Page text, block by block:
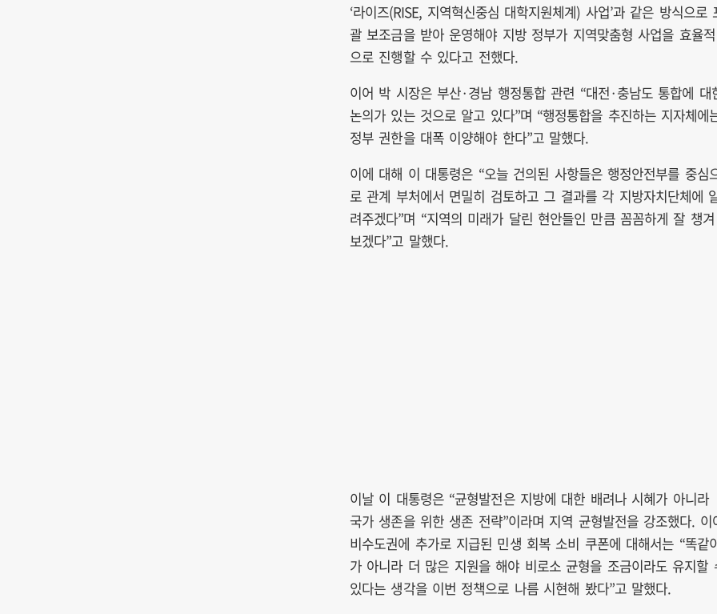
‘라이즈(RISE, 지역혁신중심 대학지원체계) 사업’과 같은 방식으로
괄 보조금을 받아 운영해야 지방 정부가 지역맞춤형 사업을 효율적
으로 진행할 수 있다고 전했다.
이어 박 시장은 부산·경남 행정통합 관련 “대전·충남도 통합에 대
논의가 있는 것으로 알고 있다”며 “행정통합을 추진하는 지자체에
정부 권한을 대폭 이양해야 한다”고 말했다.
이에 대해 이 대통령은 “오늘 건의된 사항들은 행정안전부를 중심
로 관계 부처에서 면밀히 검토하고 그 결과를 각 지방자치단체에
려주겠다”며 “지역의 미래가 달린 현안들인 만큼 꼼꼼하게 잘 챙겨
보겠다”고 말했다.
이날 이 대통령은 “균형발전은 지방에 대한 배려나 시혜가 아니라
국가 생존을 위한 생존 전략”이라며 지역 균형발전을 강조했다. 이
비수도권에 추가로 지급된 민생 회복 소비 쿠폰에 대해서는 “똑같
가 아니라 더 많은 지원을 해야 비로소 균형을 조금이라도 유지할
있다는 생각을 이번 정책으로 나름 시현해 봤다”고 말했다.